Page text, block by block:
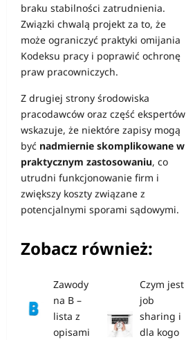
braku stabilności zatrudnienia.
Związki chwalą projekt za to, że
może ograniczyć praktyki omijania
Kodeksu pracy i poprawić ochronę
praw pracowniczych.
Z drugiej strony środowiska
pracodawców oraz część ekspertów
wskazuje, że niektóre zapisy mogą
być nadmiernie skomplikowane w
praktycznym zastosowaniu, co
utrudni funkcjonowanie firm i
zwiększy koszty związane z
potencjalnymi sporami sądowymi.
Zobacz również:
Zawody
na B –
lista z
opisami
Czym jest
job
sharing i
dla kogo